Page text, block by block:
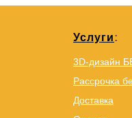
Услуги:
3D-дизайн
Рассрочка
Доставка